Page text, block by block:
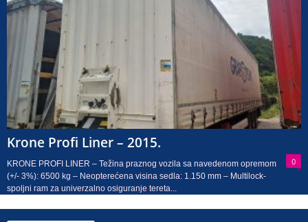
Krone Profi Liner – 2015.
0
KRONE PROFI LINER – Težina praznog vozila sa navedenom opremom
(+/- 3%): 6500 kg – Neopterećena visina sedla: 1.150 mm – Multilock-
spoljni ram za univerzalno osiguranje tereta...